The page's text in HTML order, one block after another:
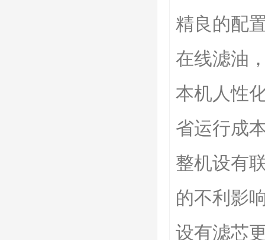
精良的配
在线滤油
本机人性
省运行成
整机设有
的不利影
设有滤芯